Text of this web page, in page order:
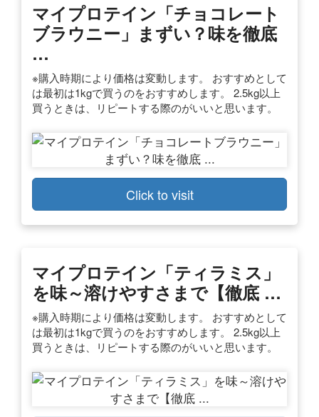
マイプロテイン「チョコレート
ブラウニー」まずい？味を徹底
…
※購入時期により価格は変動します。 おすすめとして
は最初は1kgで買うのをおすすめします。 2.5kg以上
買うときは、リピートする際のがいいと思います。
Click to visit
マイプロテイン「ティラミス」
を味～溶けやすさまで【徹底 …
※購入時期により価格は変動します。 おすすめとして
は最初は1kgで買うのをおすすめします。 2.5kg以上
買うときは、リピートする際のがいいと思います。